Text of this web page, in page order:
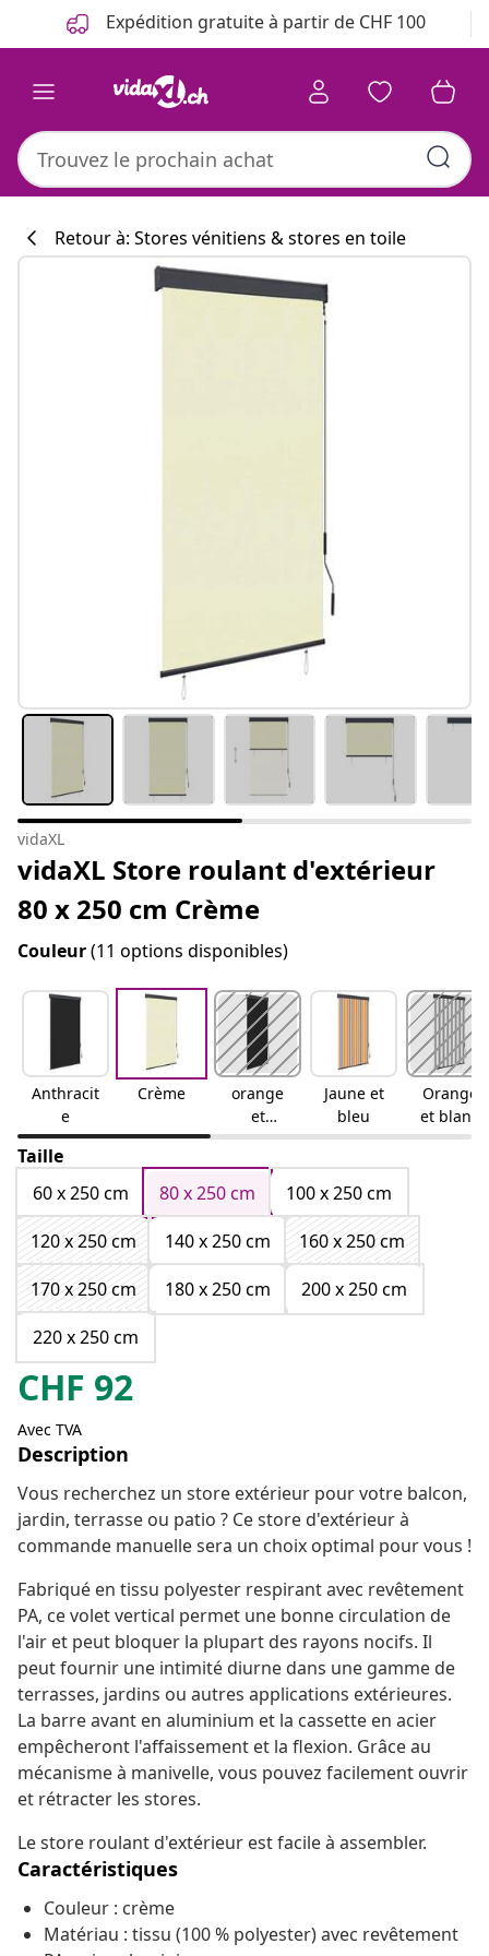
Précédent Expédition gratuite à partir de CHF 100
Retour à: Stores vénitiens & stores en toile
vidaXL
vidaXL Store roulant d'extérieur
80 x 250 cm Crème
Couleur(11 options disponibles)
Anthracit
e
Crème
orange
et
marron
Jaune et
bleu
Orange
et blanc
Taille
60 x 250 cm
80 x 250 cm
100 x 250 cm
120 x 250 cm
140 x 250 cm
160 x 250 cm
170 x 250 cm
180 x 250 cm
200 x 250 cm
220 x 250 cm
CHF 92
Avec TVA
Description
Vous recherchez un store extérieur pour votre balcon,
jardin, terrasse ou patio ? Ce store d'extérieur à
commande manuelle sera un choix optimal pour vous !
Fabriqué en tissu polyester respirant avec revêtement
PA, ce volet vertical permet une bonne circulation de
l'air et peut bloquer la plupart des rayons nocifs. Il
peut fournir une intimité diurne dans une gamme de
terrasses, jardins ou autres applications extérieures.
La barre avant en aluminium et la cassette en acier
empêcheront l'affaissement et la flexion. Grâce au
mécanisme à manivelle, vous pouvez facilement ouvrir
et rétracter les stores.
Le store roulant d'extérieur est facile à assembler.
Caractéristiques
Couleur : crème
Matériau : tissu (100 % polyester) avec revêtement